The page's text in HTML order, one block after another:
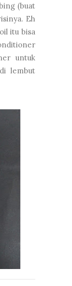
(buat
Eh
itu bisa
untuk
lembut